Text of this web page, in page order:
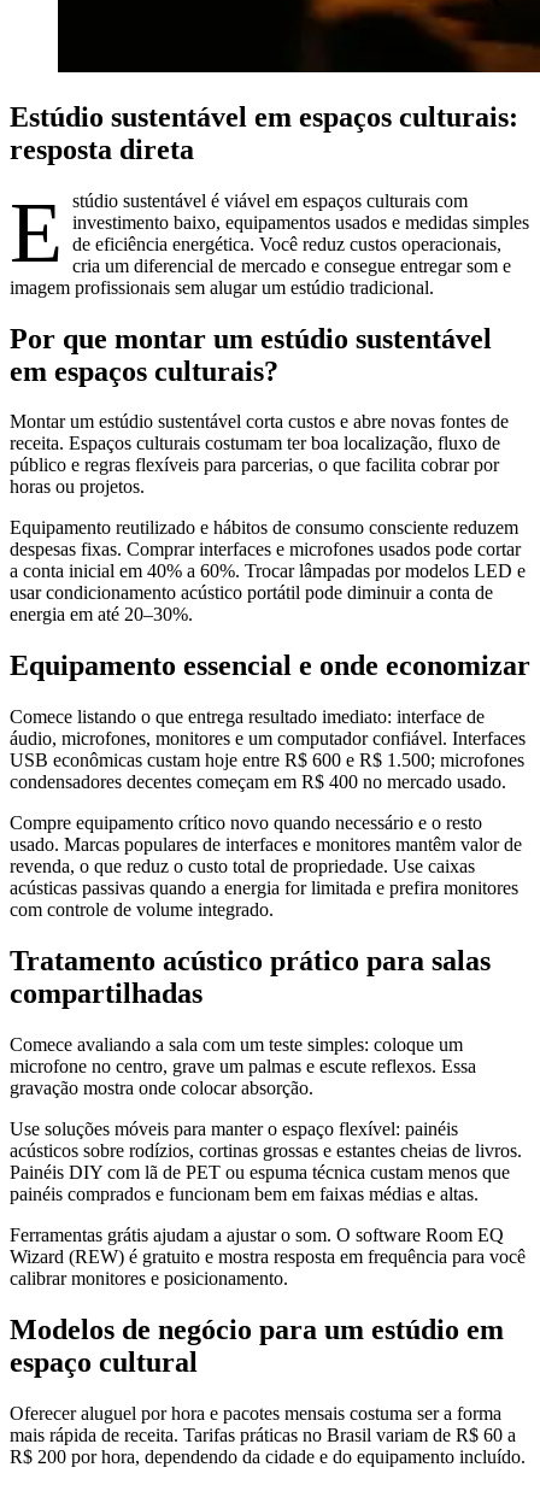
Estúdio sustentável em espaços culturais:
resposta direta
E
stúdio sustentável é viável em espaços culturais com
investimento baixo, equipamentos usados e medidas simples
de eficiência energética. Você reduz custos operacionais,
cria um diferencial de mercado e consegue entregar som e
imagem profissionais sem alugar um estúdio tradicional.
Por que montar um estúdio sustentável
em espaços culturais?
Montar um estúdio sustentável corta custos e abre novas fontes de
receita. Espaços culturais costumam ter boa localização, fluxo de
público e regras flexíveis para parcerias, o que facilita cobrar por
horas ou projetos.
Equipamento reutilizado e hábitos de consumo consciente reduzem
despesas fixas. Comprar interfaces e microfones usados pode cortar
a conta inicial em 40% a 60%. Trocar lâmpadas por modelos LED e
usar condicionamento acústico portátil pode diminuir a conta de
energia em até 20–30%.
Equipamento essencial e onde economizar
Comece listando o que entrega resultado imediato: interface de
áudio, microfones, monitores e um computador confiável. Interfaces
USB econômicas custam hoje entre R$ 600 e R$ 1.500; microfones
condensadores decentes começam em R$ 400 no mercado usado.
Compre equipamento crítico novo quando necessário e o resto
usado. Marcas populares de interfaces e monitores mantêm valor de
revenda, o que reduz o custo total de propriedade. Use caixas
acústicas passivas quando a energia for limitada e prefira monitores
com controle de volume integrado.
Tratamento acústico prático para salas
compartilhadas
Comece avaliando a sala com um teste simples: coloque um
microfone no centro, grave um palmas e escute reflexos. Essa
gravação mostra onde colocar absorção.
Use soluções móveis para manter o espaço flexível: painéis
acústicos sobre rodízios, cortinas grossas e estantes cheias de livros.
Painéis DIY com lã de PET ou espuma técnica custam menos que
painéis comprados e funcionam bem em faixas médias e altas.
Ferramentas grátis ajudam a ajustar o som. O software Room EQ
Wizard (REW) é gratuito e mostra resposta em frequência para você
calibrar monitores e posicionamento.
Modelos de negócio para um estúdio em
espaço cultural
Oferecer aluguel por hora e pacotes mensais costuma ser a forma
mais rápida de receita. Tarifas práticas no Brasil variam de R$ 60 a
R$ 200 por hora, dependendo da cidade e do equipamento incluído.